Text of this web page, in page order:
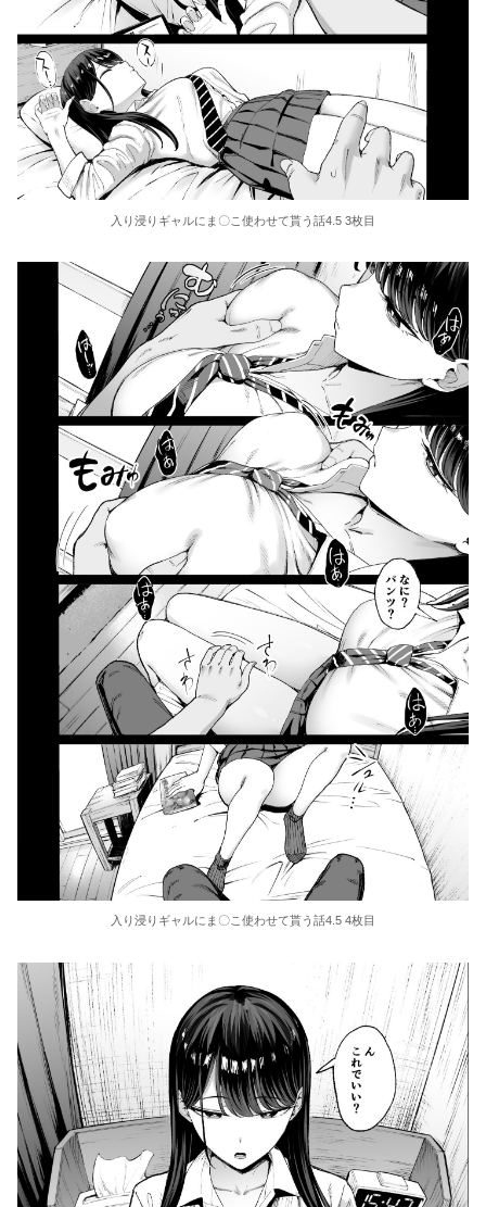
入り浸りギャルにま〇こ使わせて貰う話4.5 3枚目
入り浸りギャルにま〇こ使わせて貰う話4.5 4枚目